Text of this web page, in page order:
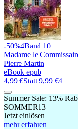
-50%4Band 10
Madame le
Pierre Martin
eBook epub
4,99 €Statt 9,99 €4
Summer Sale: 13%
SOMMER13
Jetzt einlösen
mehr erfahren